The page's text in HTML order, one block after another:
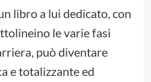
libro a lui dedicato, con
le varie fasi
può diventare
e totalizzante ed